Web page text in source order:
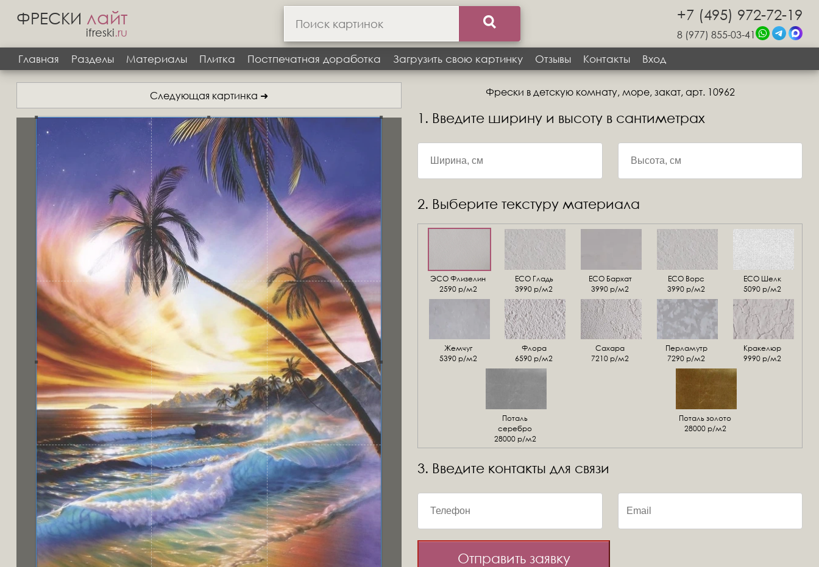
ФРЕСКИ лайт
ifreski.ru
+7 (495) 972-72-19
8 (977) 855-03-41
Главная
Разделы Материалы Плитка Постпечатная доработка Загрузить свою картинку Отзывы Контакты Вход
Следующая картинка ➜ Фрески в детскую комнату, море, закат, арт. 10962
1. Введите ширину и высоту в сантиметрах
2. Выберите текстуру материала
ЭСО Флизелин
2590 р/м2
ЕСО Гладь
3990 р/м2
ECO Бархат
3990 р/м2
ЕСО Ворс
3990 р/м2
ЕСО Шелк
5090 р/м2
Жемчуг
5390 р/м2
Флора
6590 р/м2
Сахара
7210 р/м2
Перламутр
7290 р/м2
Кракелюр
9990 р/м2
Поталь
серебро
28000 р/м2
Поталь золото
28000 р/м2
3. Введите контакты для связи
Отправить заявку